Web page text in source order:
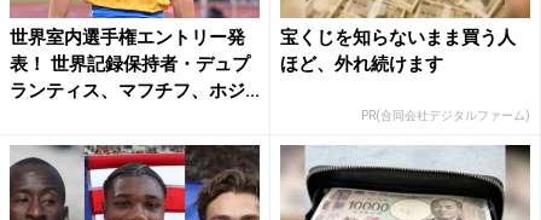
世界室内選手権エントリー発
表！ 世界記録保持者・デュプ
ランティス、マフチフ、ホジ...
宝くじを知らないまま買う人
ほど、外れ続けます
PR(合同会社デジタルファーム)